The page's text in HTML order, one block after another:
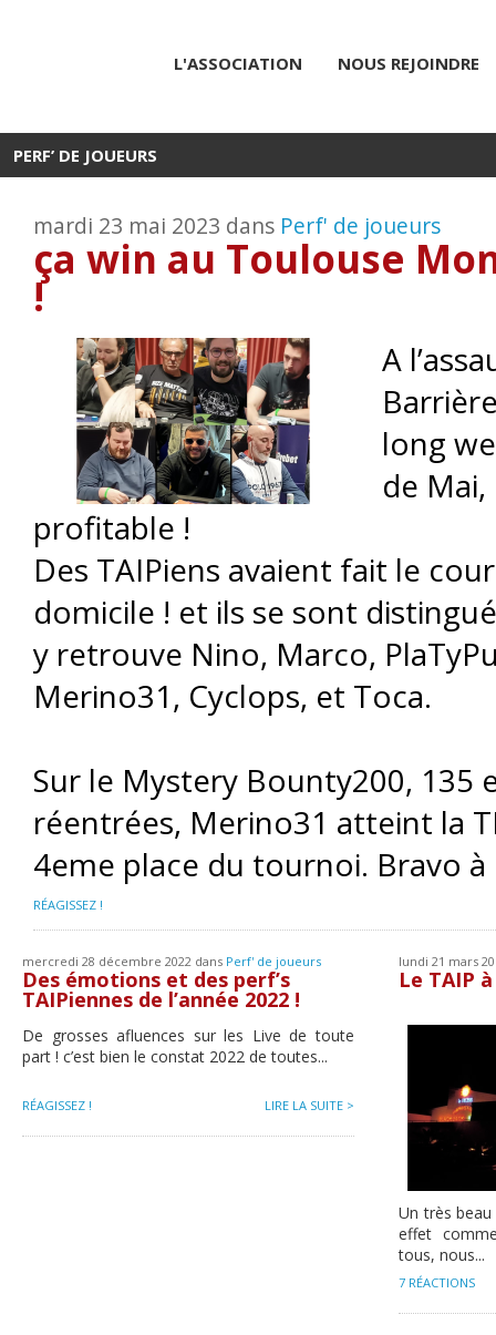
L'ASSOCIATION NOUS REJOINDRE
PERF’ DE JOUEURS
mardi 23 mai 2023 dans Perf' de joueurs
ça win au Toulouse
!
A
long
de
profitable !
Des TAIPiens avaient fait le
domicile ! et ils se sont
y retrouve Nino, Marco,
Merino31, Cyclops, et Toca.
Sur le Mystery Bounty200, 135
réentrées, Merino31 atteint la
4eme place du tournoi. Bravo
RÉAGISSEZ !
mercredi 28 décembre 2022 dans Perf' de joueurs
Des émotions et des perf’s
TAIPiennes de l’année 2022 !
De grosses afluences sur les Live de toute
part ! c’est bien le constat 2022 de toutes...
RÉAGISSEZ ! LIRE LA SUITE >
lundi 21 mars
Le TAIP
Un très beau
effet
tous, nous...
7 RÉACTIONS